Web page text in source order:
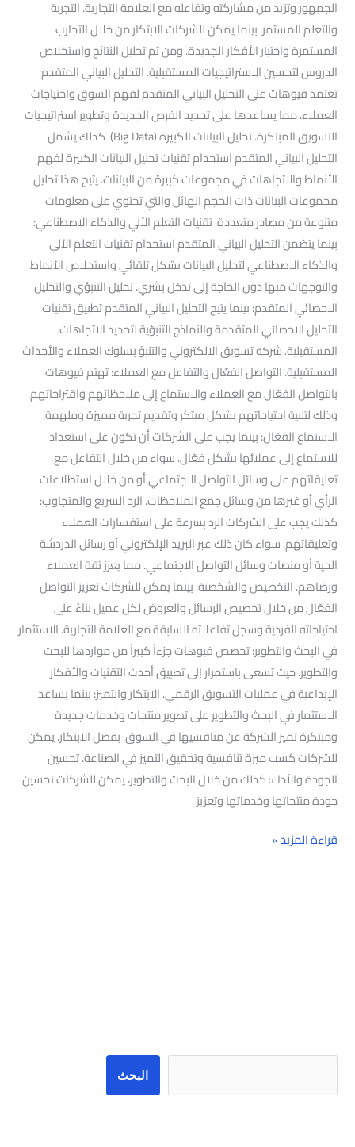
الجمهور وتزيد من مشاركته وتفاعله مع العلامة التجارية. التجربة
والتعلم المستمر: بينما يمكن للشركات الابتكار من خلال التجارب
المستمرة واختبار الأفكار الجديدة. ومن ثم تحليل النتائج واستخلاص
الدروس لتحسين الاستراتيجيات المستقبلية. التحليل البياني المتقدم:
تعتمد فيوهات على التحليل البياني المتقدم لفهم السوق واحتياجات
العملاء، مما يساعدها على تحديد الفرص الجديدة وتطوير استراتيجيات
التسويق المبتكرة. تحليل البيانات الكبيرة (Big Data): كذلك يشمل
التحليل البياني المتقدم استخدام تقنيات تحليل البيانات الكبيرة لفهم
الأنماط والاتجاهات في مجموعات كبيرة من البيانات. يتيح هذا تحليل
مجموعات البيانات ذات الحجم الهائل والتي تحتوي على معلومات
متنوعة من مصادر متعددة. تقنيات التعلم الآلي والذكاء الاصطناعي:
بينما يتضمن التحليل البياني المتقدم استخدام تقنيات التعلم الآلي
والذكاء الاصطناعي لتحليل البيانات بشكل تلقائي واستخلاص الأنماط
والتوجهات منها دون الحاجة إلى تدخل بشري. تحليل التنبؤي والتحليل
الاحصائي المتقدم: بينما يتيح التحليل البياني المتقدم تطبيق تقنيات
التحليل الاحصائي المتقدمة والنماذج التنبؤية لتحديد الاتجاهات
المستقبلية. شركه تسويق الالكتروني والتنبؤ بسلوك العملاء والأحداث
المستقبلية. التواصل الفعّال والتفاعل مع العملاء: تهتم فيوهات
بالتواصل الفعّال مع العملاء والاستماع إلى ملاحظاتهم واقتراحاتهم.
وذلك لتلبية احتياجاتهم بشكل مبتكر وتقديم تجربة مميزة وملهمة.
الاستماع الفعّال: بينما يجب على الشركات أن تكون على استعداد
للاستماع إلى عملائها بشكل فعّال. سواء من خلال التفاعل مع
تعليقاتهم على وسائل التواصل الاجتماعي أو من خلال استطلاعات
الرأي أو غيرها من وسائل جمع الملاحظات. الرد السريع والمتجاوب:
كذلك يجب على الشركات الرد بسرعة على استفسارات العملاء
وتعليقاتهم. سواء كان ذلك عبر البريد الإلكتروني أو رسائل الدردشة
الحية أو منصات وسائل التواصل الاجتماعي. مما يعزز ثقة العملاء
ورضاهم. التخصيص والشخصنة: بينما يمكن للشركات تعزيز التواصل
الفعّال من خلال تخصيص الرسائل والعروض لكل عميل بناءً على
احتياجاته الفردية وسجل تفاعلاته السابقة مع العلامة التجارية. الاستثمار
في البحث والتطوير: تخصص فيوهات جزءاً كبيراً من مواردها للبحث
والتطوير. حيث تسعى باستمرار إلى تطبيق أحدث التقنيات والأفكار
الإبداعية في عمليات التسويق الرقمي. الابتكار والتميز: بينما يساعد
الاستثمار في البحث والتطوير على تطوير منتجات وخدمات جديدة
ومبتكرة تميز الشركة عن منافسيها في السوق. بفضل الابتكار. يمكن
للشركات كسب ميزة تنافسية وتحقيق التميز في الصناعة. تحسين
الجودة والأداء: كذلك من خلال البحث والتطوير، يمكن للشركات تحسين
جودة منتجاتها وخدماتها وتعزيز
قراءة المزيد »
البحث